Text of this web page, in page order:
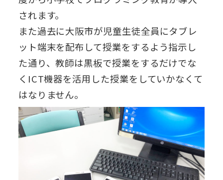
されます。
また過去に大阪市が児童生徒全員にタブレ
ット端末を配布して授業をするよう指示し
た通り、教師は黒板で授業をするだけでな
くICT機器を活用した授業をしていかなくて
はなりません。